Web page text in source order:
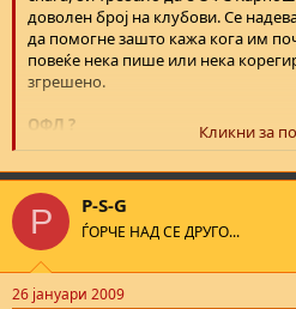
доволен број на клубови. Се
да помогне зашто кажа кога им
повеќе нека пише или нека
згрешено.
ОФЛ ?
Алумина (Скопје)
Ринија (Кондово)
Слобода (Скопје)-доколку уште
Братство (Љубин)-доколку уште
alumina se natprevaruva vo 4ta liga
Alumina 2008 (skopje)
Rinija (kondovo)
Кликни за
P P-S-G
ЃОРЧЕ НАД СЕ ДРУГО...
26 јануари 2009